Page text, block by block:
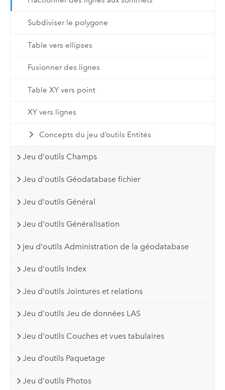
Subdiviser le polygone
Table vers ellipses
Fusionner des lignes
Table XY vers point
XY vers lignes
Concepts du jeu d’outils Entités
Jeu d'outils Champs
Jeu d'outils Géodatabase fichier
Jeu d'outils Général
Jeu d'outils Généralisation
jeu d'outils Administration de la géodatabase
Jeu d'outils Index
Jeu d'outils Jointures et relations
Jeu d'outils Jeu de données LAS
Jeu d'outils Couches et vues tabulaires
Jeu d’outils Paquetage
Jeu d'outils Photos